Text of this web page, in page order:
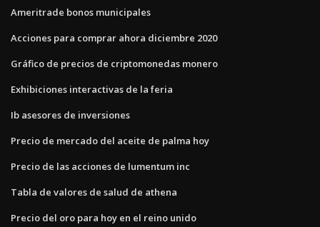
Ameritrade bonos municipales
Acciones para comprar ahora diciembre 2020
Gráfico de precios de criptomonedas monero
Exhibiciones interactivas de la feria
Ib asesores de inversiones
Precio de mercado del aceite de palma hoy
Precio de las acciones de lumentum inc
Tabla de valores de salud de athena
Precio del oro para hoy en el reino unido